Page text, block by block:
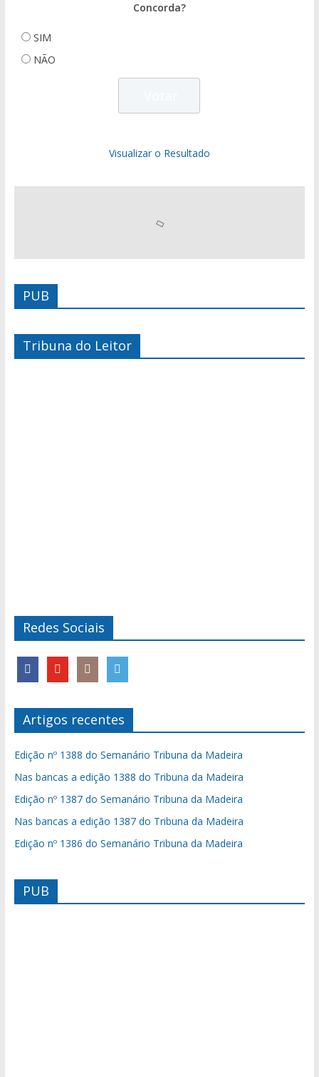
Concorda?
SIM
NÃO
Visualizar o Resultado
PUB
Tribuna do Leitor
Redes Sociais
Artigos recentes
Edição nº 1388 do Semanário Tribuna da Madeira
Nas bancas a edição 1388 do Tribuna da Madeira
Edição nº 1387 do Semanário Tribuna da Madeira
Nas bancas a edição 1387 do Tribuna da Madeira
Edição nº 1386 do Semanário Tribuna da Madeira
PUB